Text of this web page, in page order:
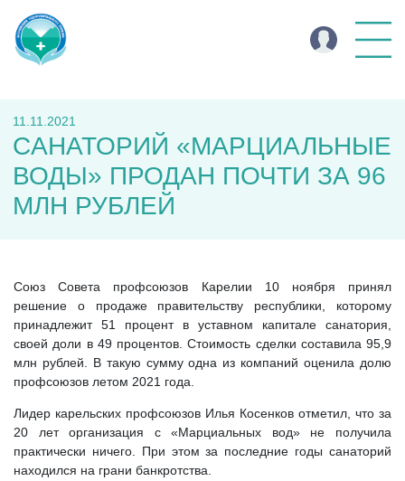
11.11.2021
CАНАТОРИЙ «МАРЦИАЛЬНЫЕ
ВОДЫ» ПРОДАН ПОЧТИ ЗА 96
МЛН РУБЛЕЙ
Союз Совета профсоюзов Карелии 10 ноября принял
решение о продаже правительству республики, которому
принадлежит 51 процент в уставном капитале санатория,
своей доли в 49 процентов. Стоимость сделки составила 95,9
млн рублей. В такую сумму одна из компаний оценила долю
профсоюзов летом 2021 года.
Лидер карельских профсоюзов Илья Косенков отметил, что за
20 лет организация с «Марциальных вод» не получила
практически ничего. При этом за последние годы санаторий
находился на грани банкротства.